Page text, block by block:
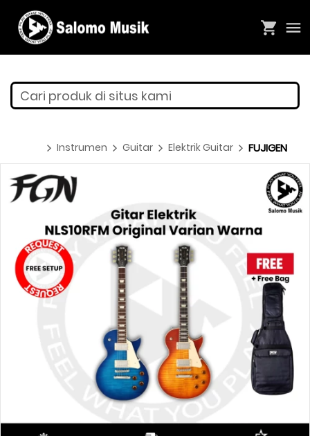
Cari produk di situs kami
Instrumen Guitar Elektrik Guitar FUJIGEN